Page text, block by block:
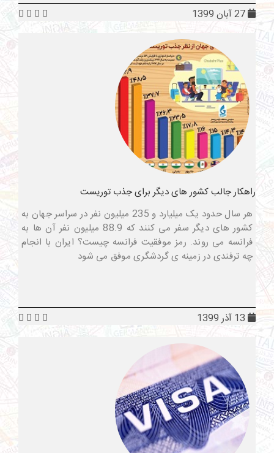
راهکار جالب کشور های دیگر برای جذب توریست
هر سال حدود یک میلیارد و 235 میلیون نفر در سراسر جهان به
کشور های دیگر سفر می کنند که 88.9 میلیون نفر آن ها به
فرانسه می روند. رمز موفقیت فرانسه چیست؟ ایران با انجام
چه ترفندی در زمینه ی گردشگری موفق می شود